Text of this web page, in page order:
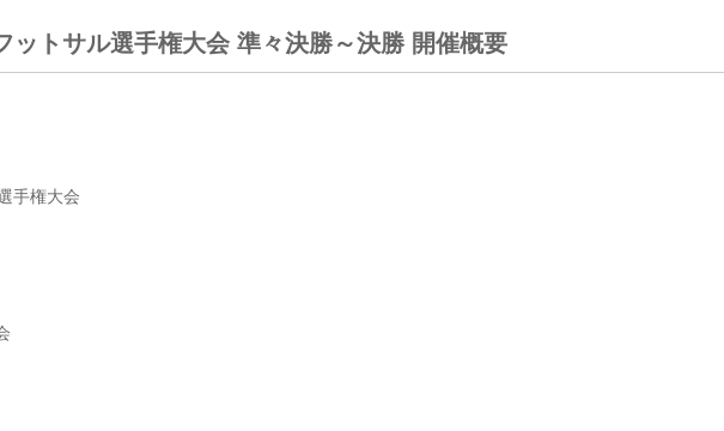
ットサル選手権大会 準々決勝～決勝 開催概要
手権大会